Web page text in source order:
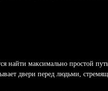
найти максимально простой
двери перед людьми,